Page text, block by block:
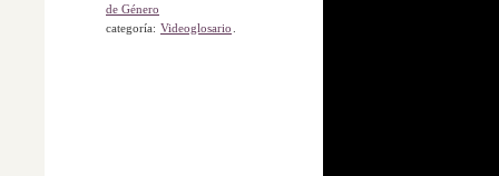
de Género
categoría: Videoglosario